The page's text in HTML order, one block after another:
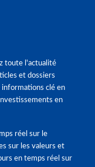
toute l'actualité
et dossiers
informations clé en
en
réel sur le
sur les valeurs et
en temps réel sur